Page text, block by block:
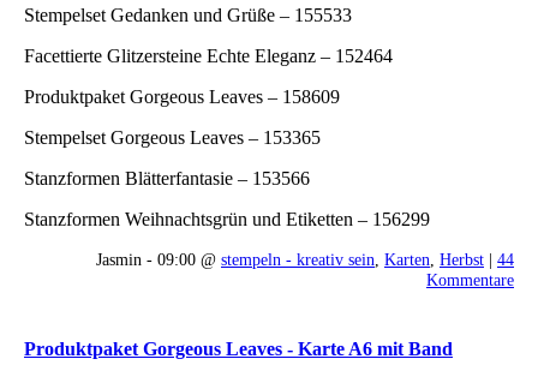
Stempelset Gedanken und Grüße – 155533
Facettierte Glitzersteine Echte Eleganz – 152464
Produktpaket Gorgeous Leaves – 158609
Stempelset Gorgeous Leaves – 153365
Stanzformen Blätterfantasie – 153566
Stanzformen Weihnachtsgrün und Etiketten – 156299
Jasmin - 09:00 @ stempeln - kreativ sein Karten Herbst | 44
Kommentare
Produktpaket Gorgeous Leaves - Karte A6 mit Band